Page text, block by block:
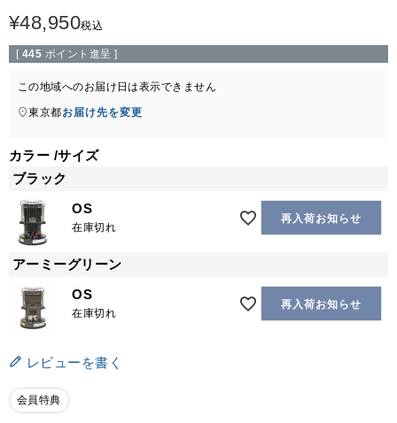
¥48,950税込
[ 445 ポイント進呈 ]
この地域へのお届け日は表示できません
東京都お届け先を変更
カラー サイズ
ブラック
OS
在庫切れ
再入荷お知らせ
アーミーグリーン
OS
在庫切れ
再入荷お知らせ
レビューを書く
会員特典